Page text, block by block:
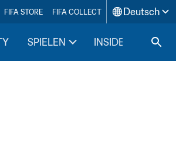
FIFA STORE FIFA COLLECT Deutsch
SPIELEN INSIDE FIFA